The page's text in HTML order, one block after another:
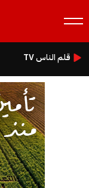
قلم الناس TV